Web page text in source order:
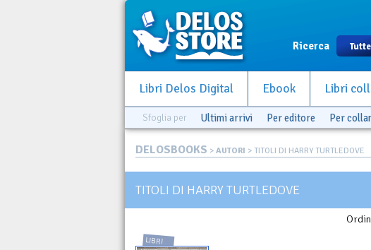
Ricerca
Libri Delos Digital Ebook Libri
Sfoglia per Ultimi arrivi Per editore Per
DELOSBOOKS > AUTORI > TITOLI DI HARRY TURTLEDOVE
TITOLI DI HARRY TURTLEDOVE
LIBRI